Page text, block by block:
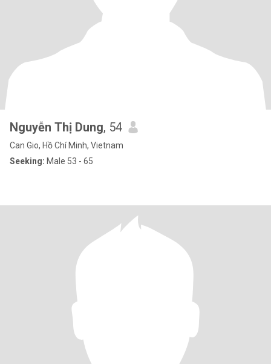
Nguyễn Thị Dung, 54
Can Gio, Hồ Chí Minh, Vietnam
Seeking: Male 53 - 65